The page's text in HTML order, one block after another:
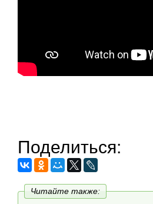
Поделиться:
Читайте также: